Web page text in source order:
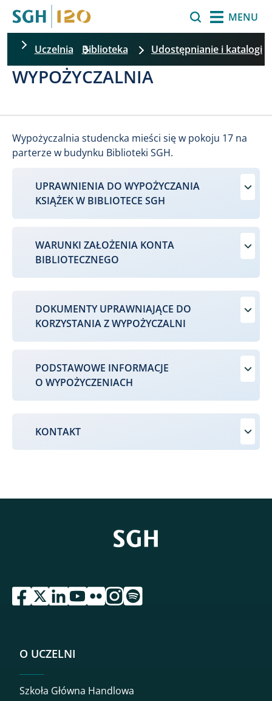
MENU
Uczelnia Biblioteka Udostępnianie i katalogi
WYPOŻYCZALNIA
Wypożyczalnia studencka mieści się w pokoju 17 na
parterze w budynku Biblioteki SGH.
UPRAWNIENIA DO WYPOŻYCZANIA
KSIĄŻEK W BIBLIOTECE SGH
WARUNKI ZAŁOŻENIA KONTA
BIBLIOTECZNEGO
DOKUMENTY UPRAWNIAJĄCE DO
KORZYSTANIA Z WYPOŻYCZALNI
PODSTAWOWE INFORMACJE
O WYPOŻYCZENIACH
KONTAKT
przejdź do serwisu facebook sgh
przejdź do serwisu twitter sgh
przejdź do serwisu linkedin sgh
przejdź do serwisu youtube sgh
przejdź do serwisu flickr sgh
przejdź do serwisu instagram sgh
przejdź do serwisu spotify sgh
O UCZELNI
Szkoła Główna Handlowa